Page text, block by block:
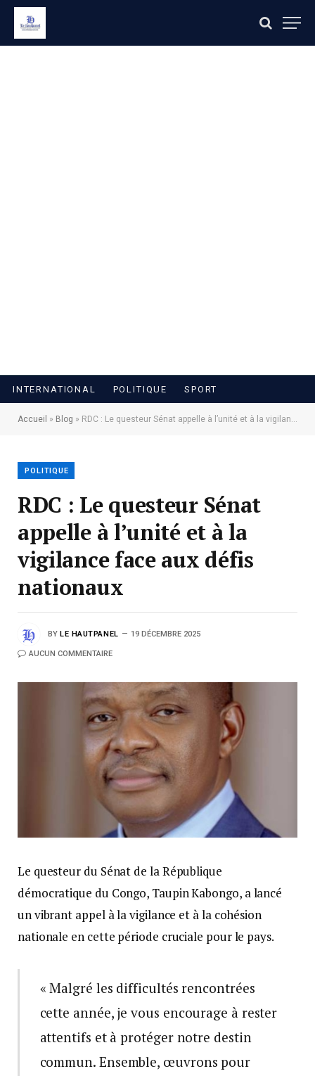
INTERNATIONAL POLITIQUE SPORT
Accueil » Blog » RDC : Le questeur Sénat appelle à l’unité et à la vigilance face aux défis nationaux
POLITIQUE
RDC : Le questeur Sénat
appelle à l’unité et à la
vigilance face aux défis
nationaux
BY LE HAUTPANEL 19 DÉCEMBRE 2025
AUCUN COMMENTAIRE
Le questeur du Sénat de la République
démocratique du Congo, Taupin Kabongo, a lancé
un vibrant appel à la vigilance et à la cohésion
nationale en cette période cruciale pour le pays.
« Malgré les difficultés rencontrées
cette année, je vous encourage à rester
attentifs et à protéger notre destin
commun. Ensemble, œuvrons pour